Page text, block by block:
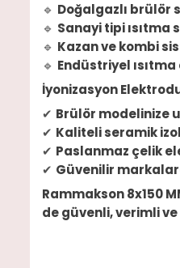
🔹 Doğalgazlı brülör
🔹 Sanayi tipi ısıtma
🔹 Kazan ve kombi
🔹 Endüstriyel ısıtma
İyonizasyon
✔ Brülör modelinize
✔ Kaliteli seramik
✔ Paslanmaz çelik
✔ Güvenilir
Rammakson 8x150
de güvenli, verimli